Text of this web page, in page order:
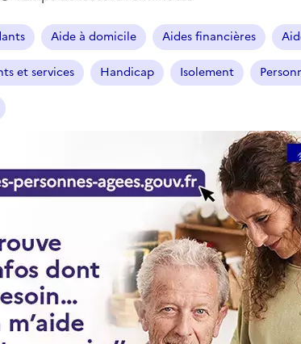
Aide à domicile Aides financières
et services Handicap Isolement